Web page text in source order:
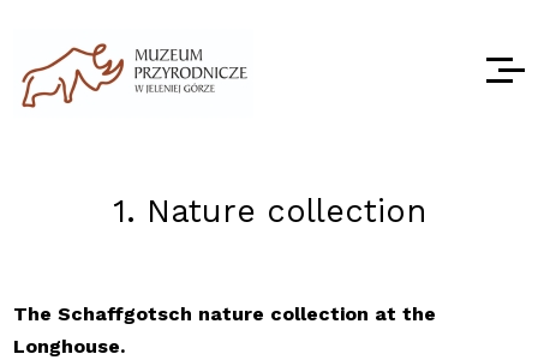
1. Nature collection
The Schaffgotsch nature collection at the
Longhouse.